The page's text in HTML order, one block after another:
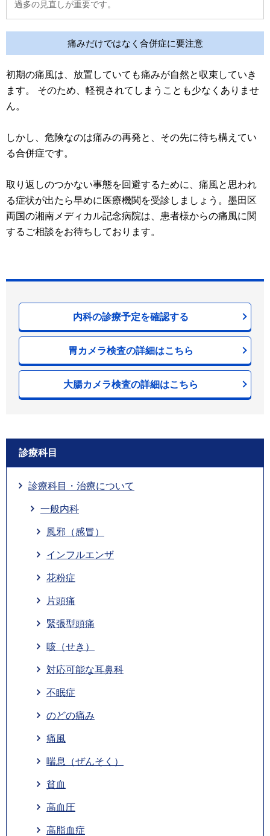
過多の見直しが重要です。
痛みだけではなく合併症に要注意
初期の痛風は、放置していても痛みが自然と収束していき
ます。 そのため、軽視されてしまうことも少なくありませ
ん。
しかし、危険なのは痛みの再発と、その先に待ち構えてい
る合併症です。
取り返しのつかない事態を回避するために、痛風と思われ
る症状が出たら早めに医療機関を受診しましょう。墨田区
両国の湘南メディカル記念病院は、患者様からの痛風に関
するご相談をお待ちしております。
内科の診療予定を確認する
胃カメラ検査の詳細はこちら
大腸カメラ検査の詳細はこちら
診療科目
診療科目・治療について
一般内科
風邪（感冒）
インフルエンザ
花粉症
片頭痛
緊張型頭痛
咳（せき）
対応可能な耳鼻科
不眠症
のどの痛み
痛風
喘息（ぜんそく）
貧血
高血圧
高脂血症